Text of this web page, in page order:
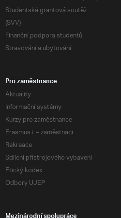
Studentská grantová soutěž
(SVV)
Finanční podpora studentů
Stravování a ubytování
Pro zaměstnance
Aktuality
Informační systémy
Kurzy pro zaměstnance
Erasmus+ – zaměstnaci
Rekreace
Sdílení přístrojového vybavení
Etický kodex
Odbory UJEP